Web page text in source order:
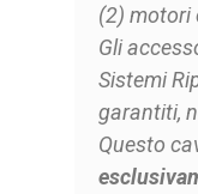
(2) motori
Gli
Sistemi
garantiti,
Questo